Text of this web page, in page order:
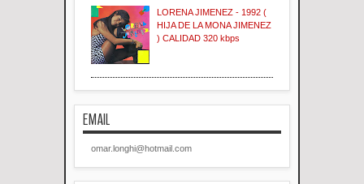
LORENA JIMENEZ - 1992 (
HIJA DE LA MONA JIMENEZ
) CALIDAD 320 kbps
EMAIL
omar.longhi@hotmail.com